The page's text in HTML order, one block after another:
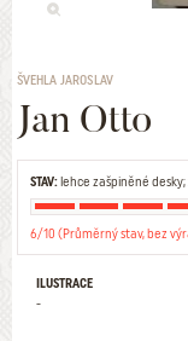
ŠVEHLA JAROSLAV
Jan Otto
STAV:lehce zašpiněné
6/10 (Průměrný stav, bez
ILUSTRACE
-